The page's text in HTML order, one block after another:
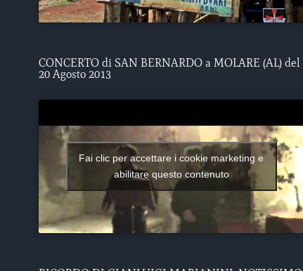
CONCERTO di SAN BERNARDO a MOLARE (AL) del
20 Agosto 2013
Fai clic per accettare i cookie marketing e
abilitare questo contenuto